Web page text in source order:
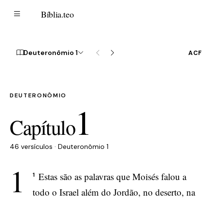
Bíblia.teo
Deuteronômio 1 ACF
DEUTERONÔMIO
Capítulo1
46 versículos · Deuteronômio 1
1 1
Estas são as palavras que Moisés falou a
todo o Israel além do Jordão, no deserto, na